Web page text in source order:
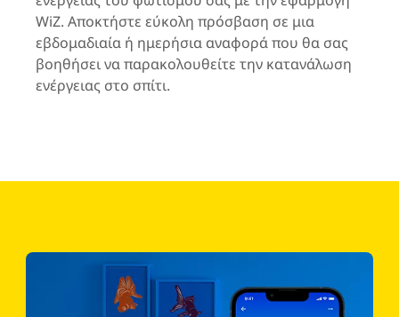
WiZ. Αποκτήστε εύκολη πρόσβαση σε μια
εβδομαδιαία ή ημερήσια αναφορά που θα σας
βοηθήσει να παρακολουθείτε την κατανάλωση
ενέργειας στο σπίτι.